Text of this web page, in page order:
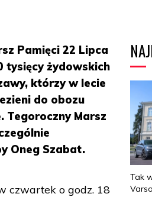
Pamięci 22 Lipca
tysięcy żydowskich
którzy w lecie
do obozu
Tegoroczny Marsz
Oneg Szabat.
czwartek o godz. 18
Tak